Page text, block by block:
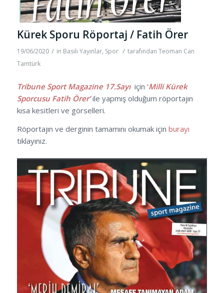
Kürek Sporu Röportaj / Fatih Örer
19/06/2020 / in Basılı Yayınlar, Spor / tarafından Teoman Can
Tamtürk
Tribune Sport Magazine 17.Sayı için ‘Milli Kürek
Sporcusu Fatih Örer’ile yapmış olduğum röportajın
kısa kesitleri ve görselleri.
Röportajın ve derginin tamamını okumak için burayı
tıklayınız.